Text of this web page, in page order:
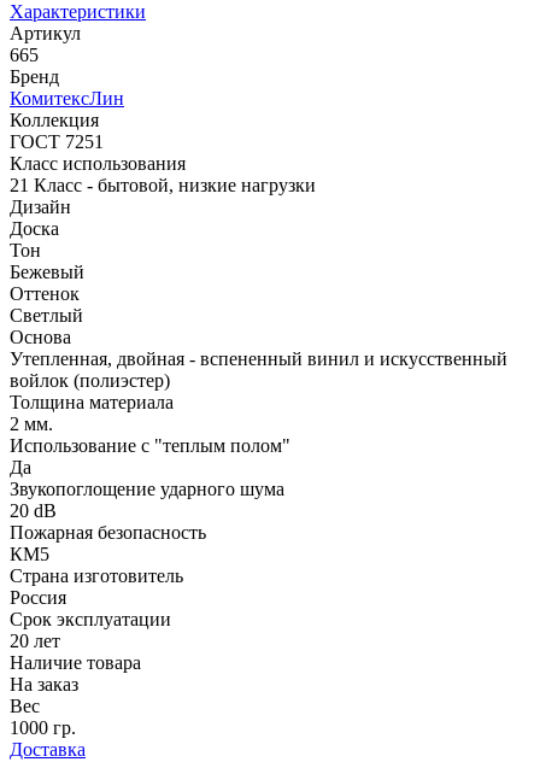
Характеристики
Артикул
665
Бренд
КомитексЛин
Коллекция
ГОСТ 7251
Класс использования
21 Класс - бытовой, низкие нагрузки
Дизайн
Доска
Тон
Бежевый
Оттенок
Светлый
Основа
Утепленная, двойная - вспененный винил и искусственный
войлок (полиэстер)
Толщина материала
2 мм.
Использование с "теплым полом"
Да
Звукопоглощение ударного шума
20 dB
Пожарная безопасность
КМ5
Страна изготовитель
Россия
Срок эксплуатации
20 лет
Наличие товара
На заказ
Вес
1000 гр.
Доставка